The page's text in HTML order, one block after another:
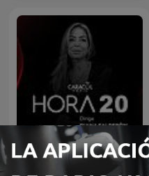
Hora 20